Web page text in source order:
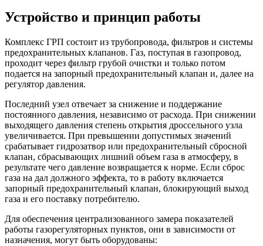
Устройство и принцип работы
Комплекс ГРП состоит из трубопровода, фильтров и системы
предохранительных клапанов. Газ, поступая в газопровод,
проходит через фильтр грубой очистки и только потом
подается на запорный предохранительный клапан и, далее на
регулятор давления.
Последний узел отвечает за снижение и поддержание
постоянного давления, независимо от расхода. При снижении
выходящего давления степень открытия дроссельного узла
увеличивается. При превышении допустимых значений
срабатывает гидрозатвор или предохранительный сбросной
клапан, сбрасывающих лишний объем газа в атмосферу, в
результате чего давление возвращается к норме. Если сброс
газа на дал должного эффекта, то в работу включается
запорный предохранительный клапан, блокирующий выход
газа и его поставку потребителю.
Для обеспечения централизованного замера показателей
работы газорегуляторных пунктов, они в зависимости от
назначения, могут быть оборудованы: